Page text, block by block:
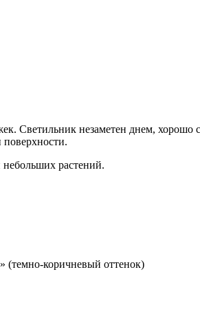
Светильник незаметен днем, хорошо
растений.
(темно-коричневый оттенок)